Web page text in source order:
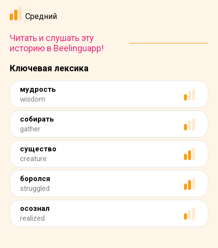
Ключевая лексика
мудрость
wisdom
собирать
gather
существо
creature
боролся
struggled
осознал
realized
Средний
Читать и слушать эту
историю в Beelinguapp!